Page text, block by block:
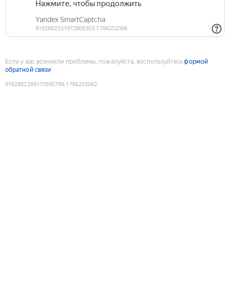
Если у вас возникли проблемы, пожалуйста, воспользуйтесьформой
обратной связи
9192882289173595789:1786252062